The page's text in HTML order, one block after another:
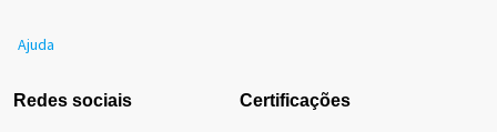
Ajuda
Redes sociais Certificações